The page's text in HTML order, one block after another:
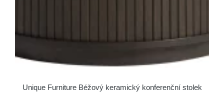
Unique Furniture Béžový keramický konferenční stolek